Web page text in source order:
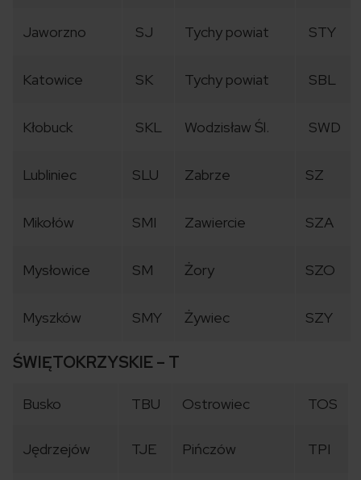
Jaworzno SJ Tychy powiat STY
Katowice SK Tychy powiat SBL
Kłobuck SKL Wodzisław Śl. SWD
Lubliniec SLU Zabrze SZ
Mikołów SMI Zawiercie SZA
Mysłowice SM Żory SZO
Myszków SMY Żywiec SZY
ŚWIĘTOKRZYSKIE – T
Busko TBU Ostrowiec TOS
Jędrzejów TJE Pińczów TPI